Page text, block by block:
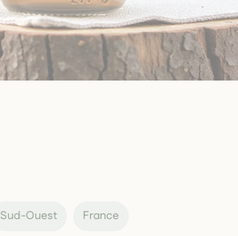
Sud-Ouest France